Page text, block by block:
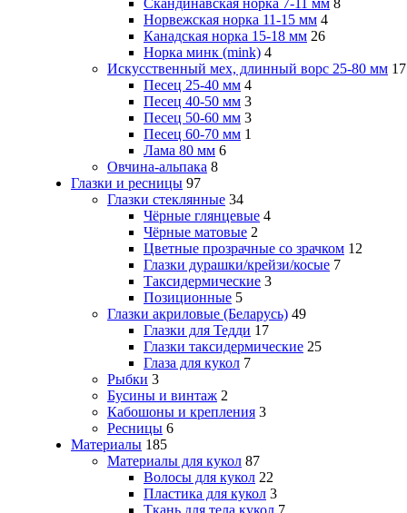
Скандинавская норка 7-11 мм 8
Норвежская норка 11-15 мм 4
Канадская норка 15-18 мм 26
Норка минк (mink) 4
Искусственный мех, длинный ворс 25-80 мм 17
Песец 25-40 мм 4
Песец 40-50 мм 3
Песец 50-60 мм 3
Песец 60-70 мм 1
Лама 80 мм 6
Овчина-альпака 8
Глазки и ресницы 97
Глазки стеклянные 34
Чёрные глянцевые 4
Чёрные матовые 2
Цветные прозрачные со зрачком 12
Глазки дурашки/крейзи/косые 7
Таксидермические 3
Позиционные 5
Глазки акриловые (Беларусь) 49
Глазки для Тедди 17
Глазки таксидермические 25
Глаза для кукол 7
Рыбки 3
Бусины и винтаж 2
Кабошоны и крепления 3
Ресницы 6
Материалы 185
Материалы для кукол 87
Волосы для кукол 22
Пластика для кукол 3